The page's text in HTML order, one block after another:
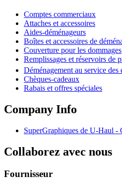
Comptes commerciaux
Attaches et accessoires
Aides-déménageurs
Boîtes et accessoires de
Couverture pour les dommages
Remplissages et réservoirs de
Déménagement au service
Chèques-cadeaux
Rabais et offres spéciales
Company Info
SuperGraphiques de U-Haul -
Collaborez avec nous
Fournisseur